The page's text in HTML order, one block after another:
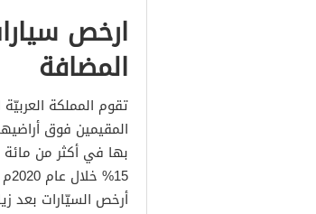
ارخص
المضافة
تقوم المملكة
المقيمين فوق
بها في أكثر من
15% خلال عام 2020م بعد أن كانت 5% فقط خلال الأعوام الفائتة،
أرخص السيّارات بعد